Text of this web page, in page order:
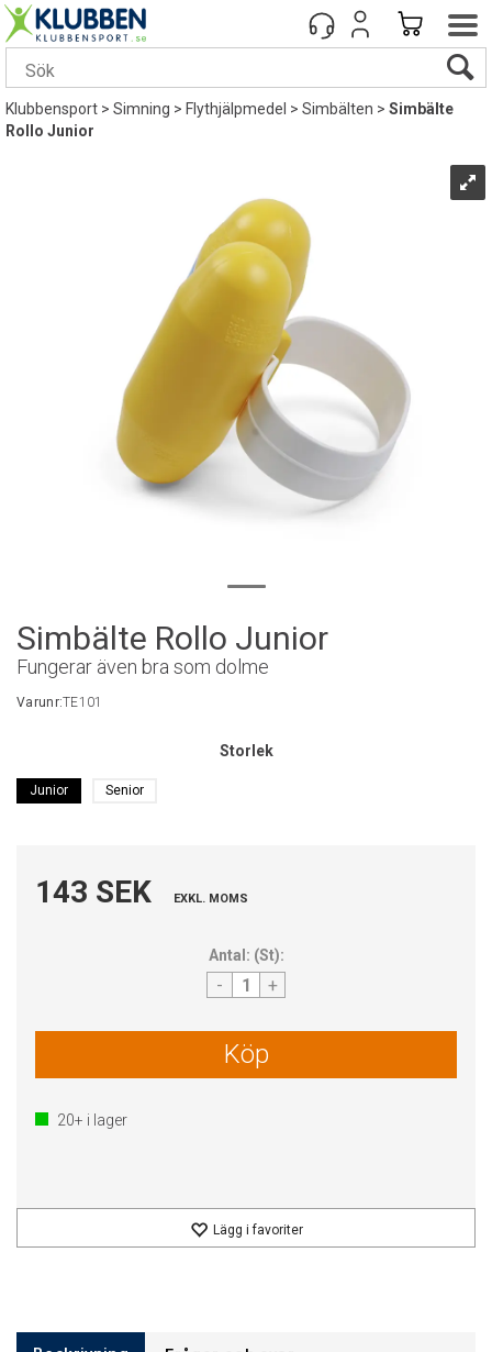
Klubbensport>Simning>Flythjälpmedel >Simbälten>Simbälte
Rollo Junior
Simbälte Rollo Junior
Fungerar även bra som dolme
Varunr:TE101
Storlek
Junior Senior
143 SEK EXKL. MOMS
Antal: (St):
- +
Köp
20+ i lager
Lägg i favoriter